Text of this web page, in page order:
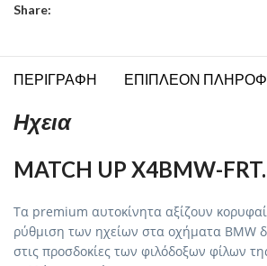
Share:
ΠΕΡΙΓΡΑΦΗ ΕΠΙΠΛΕΟΝ
Ηχεια
MATCH UP X4BMW-
Τα premium αυτοκίνητα αξίζουν
ρύθμιση των ηχείων στα οχήματα BMW
στις προσδοκίες των φιλόδοξων φίλων